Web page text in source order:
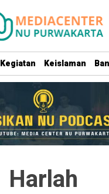
Kegiatan Keislaman
Harlah